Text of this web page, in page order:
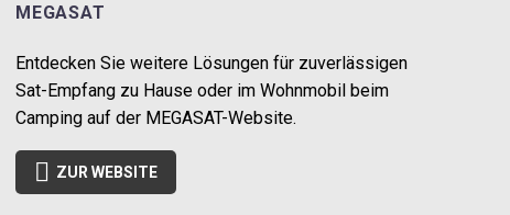
MEGASAT
Entdecken Sie weitere Lösungen für zuverlässigen
Sat-Empfang zu Hause oder im Wohnmobil beim
Camping auf der MEGASAT-Website.
 ZUR WEBSITE